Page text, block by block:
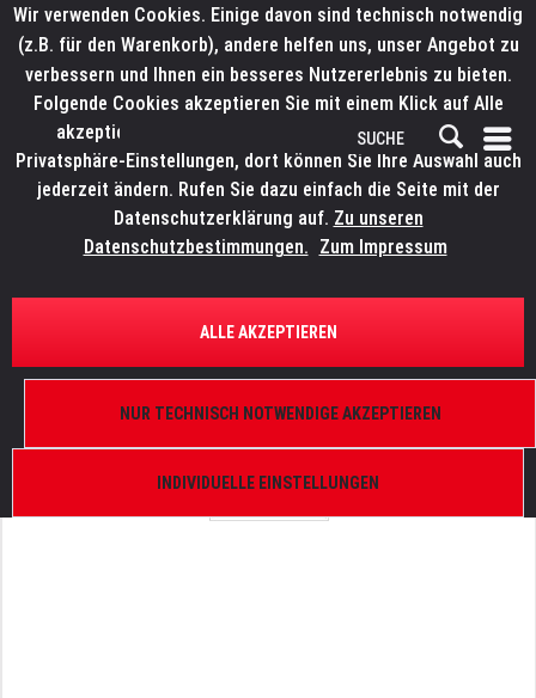
ÜBERSICHT ERSATZTEILE
Wir verwenden Cookies. Einige davon sind technisch notwendig
(z.B. für den Warenkorb), andere helfen uns, unser Angebot zu
verbessern und Ihnen ein besseres Nutzererlebnis zu bieten.
Folgende Cookies akzeptieren Sie mit einem Klick auf Alle
akzeptieren. Weitere Informationen finden Sie in den
Privatsphäre-Einstellungen, dort können Sie Ihre Auswahl auch
jederzeit ändern. Rufen Sie dazu einfach die Seite mit der
Datenschutzerklärung auf. Zu unseren
Datenschutzbestimmungen. Zum Impressum
INDIVIDUELLE EINSTELLUNGEN
NUR TECHNISCH NOTWENDIGE AKZEPTIEREN
ALLE AKZEPTIEREN